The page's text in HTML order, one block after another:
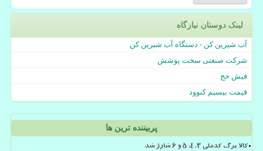
لینک دوستان نیازگاه
آب شیرین کن - دستگاه آب شیرین کن
شرکت صنعتی سخت پوشش
فیش حج
قیمت بیسیم کنوود
پربیننده ترین ها
کالا برگ کدملی 3، 4، 5 و 6 شارژ شد